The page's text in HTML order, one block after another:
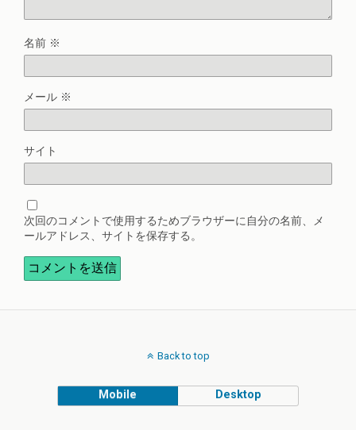
名前 ※
メール ※
サイト
次回のコメントで使用するためブラウザーに自分の名前、メ
ールアドレス、サイトを保存する。
Back to top
Mobile Desktop